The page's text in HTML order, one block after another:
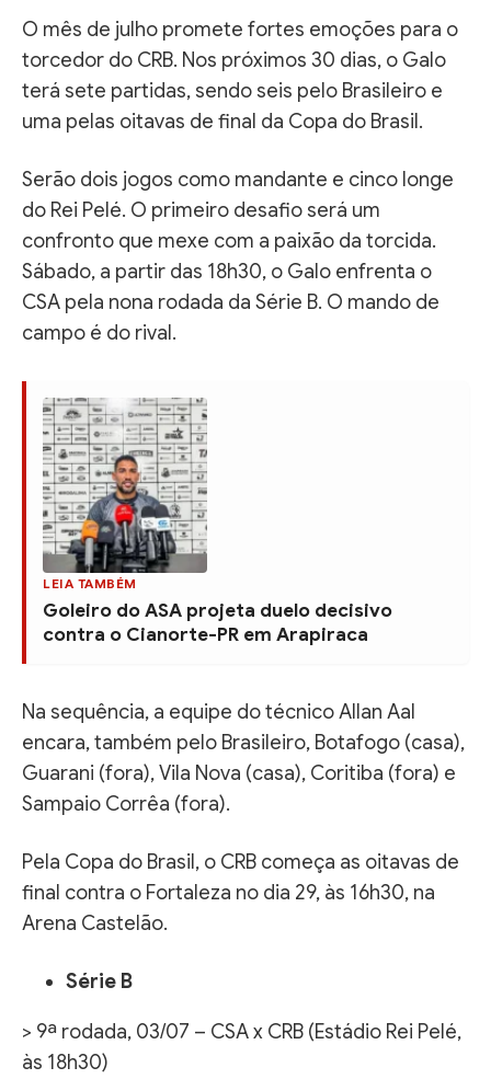
O mês de julho promete fortes emoções para o
torcedor do CRB. Nos próximos 30 dias, o Galo
terá sete partidas, sendo seis pelo Brasileiro e
uma pelas oitavas de final da Copa do Brasil.
Serão dois jogos como mandante e cinco longe
do Rei Pelé. O primeiro desafio será um
confronto que mexe com a paixão da torcida.
Sábado, a partir das 18h30, o Galo enfrenta o
CSA pela nona rodada da Série B. O mando de
campo é do rival.
LEIA TAMBÉM
Goleiro do ASA projeta duelo decisivo
contra o Cianorte-PR em Arapiraca
Na sequência, a equipe do técnico Allan Aal
encara, também pelo Brasileiro, Botafogo (casa),
Guarani (fora), Vila Nova (casa), Coritiba (fora) e
Sampaio Corrêa (fora).
Pela Copa do Brasil, o CRB começa as oitavas de
final contra o Fortaleza no dia 29, às 16h30, na
Arena Castelão.
Série B
> 9ª rodada, 03/07 – CSA x CRB (Estádio Rei Pelé,
às 18h30)